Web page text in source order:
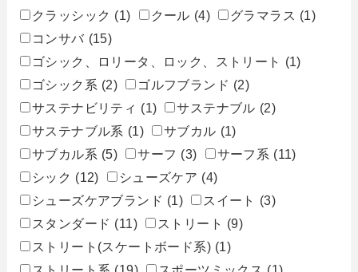
クラッシック (1) クール (4) グラマラス (1)
コンサバ (15)
ゴシック、ロリータ、ロック、ストリート
(1)
ゴシック系 (2) ゴルフブランド (2)
サステナビリティ (1) サステナブル (2)
サステナブル系 (1) サブカル (1)
サブカル系 (5) サーフ (3) サーフ系 (11)
シック (12) シューズケア (4)
シューズケアブランド (1) スイート
(3)
スタンダード (11) ストリート (9)
ストリート(スケートボード系) (1)